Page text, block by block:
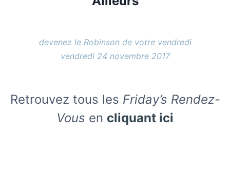
devenez le Robinson de votre vendredi
vendredi 24 novembre 2017
Retrouvez tous les Friday’s Rendez-
Vous en cliquant ici